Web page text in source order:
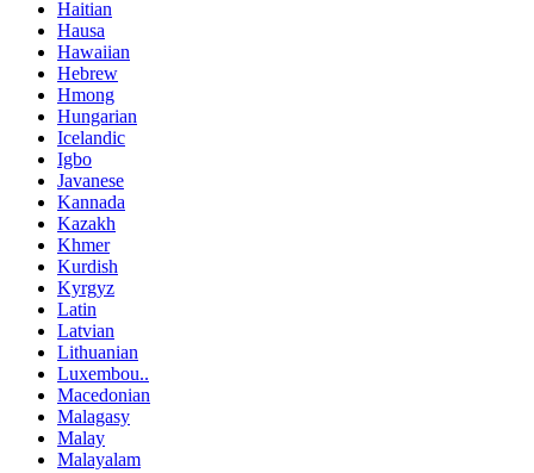
Haitian
Hausa
Hawaiian
Hebrew
Hmong
Hungarian
Icelandic
Igbo
Javanese
Kannada
Kazakh
Khmer
Kurdish
Kyrgyz
Latin
Latvian
Lithuanian
Luxembou..
Macedonian
Malagasy
Malay
Malayalam